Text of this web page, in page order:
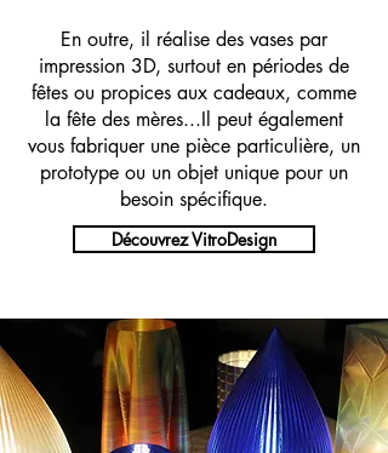
En outre, il réalise des vases par
impression 3D, surtout en périodes de
fêtes ou propices aux cadeaux, comme
la fête des mères...Il peut également
vous fabriquer une pièce particulière, un
prototype ou un objet unique pour un
besoin spécifique.
Découvrez VitroDesign